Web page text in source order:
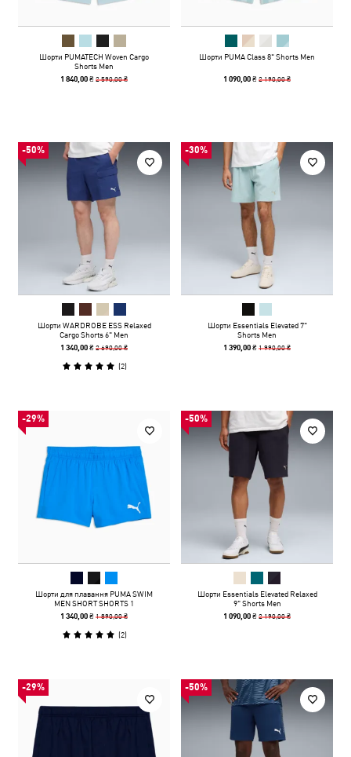
Шорти PUMATECH Woven Cargo
Shorts Men
1 840,00 ₴2 590,00 ₴
Шорти PUMA Class 8" Shorts Men
1 090,00 ₴2 190,00 ₴
-50%
Шорти WARDROBE ESS Relaxed
Cargo Shorts 6" Men
1 340,00 ₴2 690,00 ₴
(2)
-30%
Шорти Essentials Elevated 7"
Shorts Men
1 390,00 ₴1 990,00 ₴
-29%
Шорти для плавання PUMA SWIM
MEN SHORT SHORTS 1
1 340,00 ₴1 890,00 ₴
(2)
-50%
Шорти Essentials Elevated Relaxed
9" Shorts Men
1 090,00 ₴2 190,00 ₴
-29% -50%